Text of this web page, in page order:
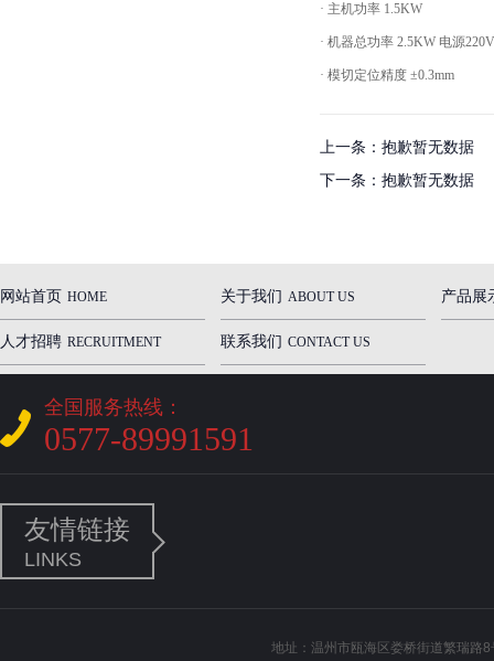
· 主机功率 1.5KW
· 机器总功率 2.5KW 电源220V
· 模切定位精度 ±0.3mm
上一条： 抱歉暂无数据
下一条： 抱歉暂无数据
网站首页 HOME 关于我们 ABOUT US 产品展
人才招聘 RECRUITMENT 联系我们 CONTACT US
全国服务热线：
0577-89991591
友情链接
LINKS
地址：温州市瓯海区娄桥街道繁